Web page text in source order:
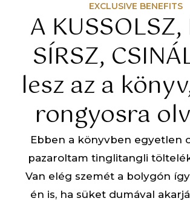
EXCLUSIVE BENEFITS
A
SÍRSZ,
lesz az a
rongyosra
Ebben a könyvben egyetlen
pazaroltam tinglitangli
Van elég szemét a bolygón
én is, ha süket dumával